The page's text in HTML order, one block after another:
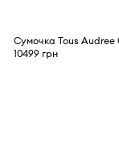
10499 грн